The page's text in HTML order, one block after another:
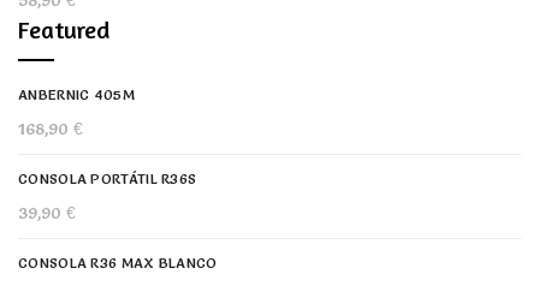
Featured
ANBERNIC 405M
168,90 €
CONSOLA PORTÁTIL R36S
39,90 €
CONSOLA R36 MAX BLANCO